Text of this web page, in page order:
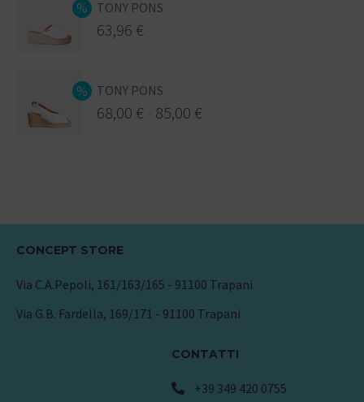
TONY PONS
63,96 €
TONY PONS
68,00 € 85,00 €
CONCEPT STORE
Via C.A.Pepoli, 161/163/165 - 91100 Trapani
Via G.B. Fardella, 169/171 - 91100 Trapani
CONTATTI
+39 349 420 0755